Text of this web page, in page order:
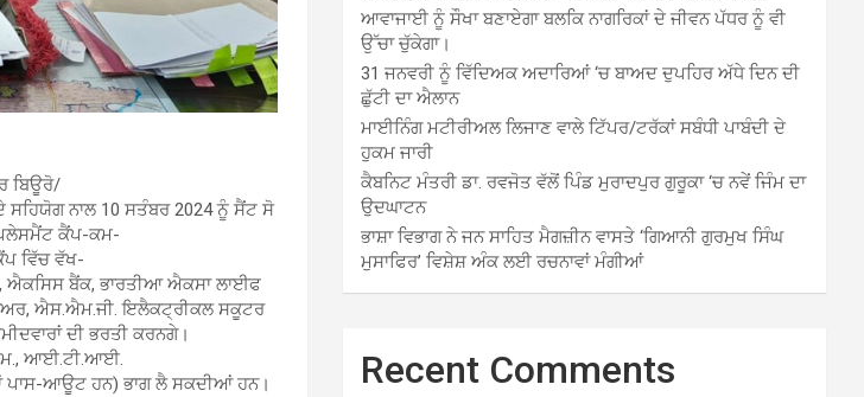
ਬਿਊਰੋ/
ਨਾਲ 10 ਸਤੰਬਰ 2024 ਨੂੰ ਸੈਂਟ ਸੋ
ਕੈਂਪ-ਕਮ-
ਵਿੱਚ ਵੱਖ-
ਬੈਂਕ, ਭਾਰਤੀਆ ਐਕਸਾ ਲਾਈਫ
ਐਸ.ਐਮ.ਜੀ. ਇਲੈਕਟ੍ਰੀਕਲ ਸਕੂਟਰ
ਦੀ ਭਰਤੀ ਕਰਨਗੇ।
ਆਈ.ਟੀ.ਆਈ.
ਪਾਸ-ਆਊਟ ਹਨ) ਭਾਗ ਲੈ ਸਕਦੀਆਂ ਹਨ।
ਆਵਾਜਾਈ ਨੂੰ ਸੌਖਾ ਬਣਾਏਗਾ ਬਲਕਿ ਨਾਗਰਿਕਾਂ ਦੇ ਜੀਵਨ ਪੱਧਰ ਨੂੰ ਵੀ
ਉੱਚਾ ਚੁੱਕੇਗਾ।
31 ਜਨਵਰੀ ਨੂੰ ਵਿੱਦਿਅਕ ਅਦਾਰਿਆਂ ‘ਚ ਬਾਅਦ ਦੁਪਹਿਰ ਅੱਧੇ ਦਿਨ ਦੀ
ਛੁੱਟੀ ਦਾ ਐਲਾਨ
ਮਾਈਨਿੰਗ ਮਟੀਰੀਅਲ ਲਿਜਾਣ ਵਾਲੇ ਟਿੱਪਰ/ਟਰੱਕਾਂ ਸਬੰਧੀ ਪਾਬੰਦੀ ਦੇ
ਹੁਕਮ ਜਾਰੀ
ਕੈਬਨਿਟ ਮੰਤਰੀ ਡਾ. ਰਵਜੋਤ ਵੱਲੋਂ ਪਿੰਡ ਮੁਰਾਦਪੁਰ ਗੁਰੂਕਾ ‘ਚ ਨਵੇਂ ਜਿੰਮ ਦਾ
ਉਦਘਾਟਨ
ਭਾਸ਼ਾ ਵਿਭਾਗ ਨੇ ਜਨ ਸਾਹਿਤ ਮੈਗਜ਼ੀਨ ਵਾਸਤੇ ‘ਗਿਆਨੀ ਗੁਰਮੁਖ ਸਿੰਘ
ਮੁਸਾਫਿਰ’ ਵਿਸ਼ੇਸ਼ ਅੰਕ ਲਈ ਰਚਨਾਵਾਂ ਮੰਗੀਆਂ
Recent Comments